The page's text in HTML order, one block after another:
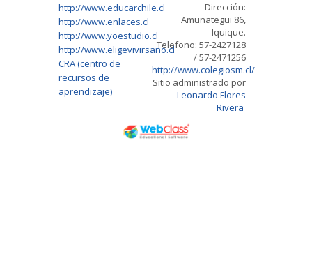
http://www.educarchile.cl
http://www.enlaces.cl
http://www.yoestudio.cl
http://www.eligevivirsano.cl
CRA (centro de
recursos de
aprendizaje)
Dirección:
Amunategui 86,
Iquique.
Telefono: 57-2427128
/ 57-2471256
http://www.colegiosm.cl/
Sitio administrado por
Leonardo Flores
Rivera